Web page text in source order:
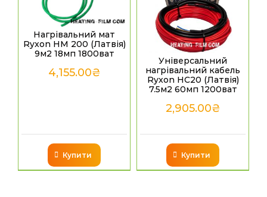
Нагрівальний мат
Ryxon HM 200 (Латвія)
9м2 18мп 1800ват
4,155.00₴
Купити
Універсальний
нагрівальний кабель
Ryxon HC20 (Латвія)
7.5м2 60мп 1200ват
2,905.00₴
Купити